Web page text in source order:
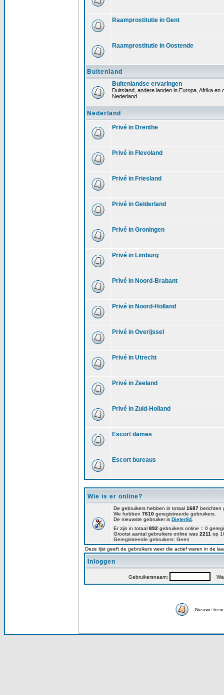
Raamprostitutie in Gent
Raamprostitutie in Oostende
Buitenland
Buitenlandse ervaringen
Duitsland, andere landen in Europa, Afrika
Nederland
Nederland
Privé in Drenthe
Privé in Flevoland
Privé in Friesland
Privé in Gelderland
Privé in Groningen
Privé in Limburg
Privé in Noord-Brabant
Privé in Noord-Holland
Privé in Overijssel
Privé in Utrecht
Privé in Zeeland
Privé in Zuid-Holland
Escort dames
Escort bureaus
Wie is er online?
De gebruikers hebben in totaal 1687 berichten
We hebben 7610 geregistreerde gebruikers.
De nieuwste gebruiker is Dieter84
Er zijn in totaal 892 gebruikers online :: 0
Grootst aantal gebruikers online was 2211 op
Geregistreerde gebruikers: Geen
Deze lijst geeft de gebruikers weer die actief waren in de
Inloggen
Gebruikersnaam:
Nieuwe